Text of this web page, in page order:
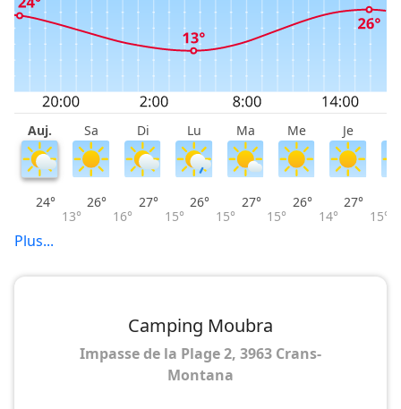
Auj. Sa Di Lu Ma Me Je
24°
13°
26°
16°
27°
15°
26°
15°
27°
15°
26°
14°
27°
15°
Plus...
Camping Moubra
Impasse de la Plage 2, 3963 Crans-
Montana